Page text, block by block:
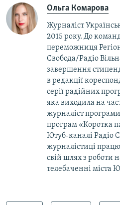
Ольга Комарова
Журналіст
2015 року. До
переможниця
Свобода/Радіо
завершення
в редакції
серії радійних
яка виходила на
журналіст
програм «Коротка
Ютуб-каналі Радіо
журналістиці
свій шлях з роботи
телебаченні міста